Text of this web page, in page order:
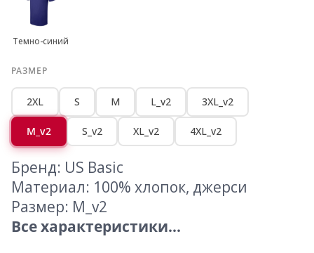
Темно-синий
РАЗМЕР
2XL S M L_v2 3XL_v2
M_v2 S_v2 XL_v2 4XL_v2
Бренд: US Basic
Материал: 100% хлопок, джерси
Размер: M_v2
Все характеристики...